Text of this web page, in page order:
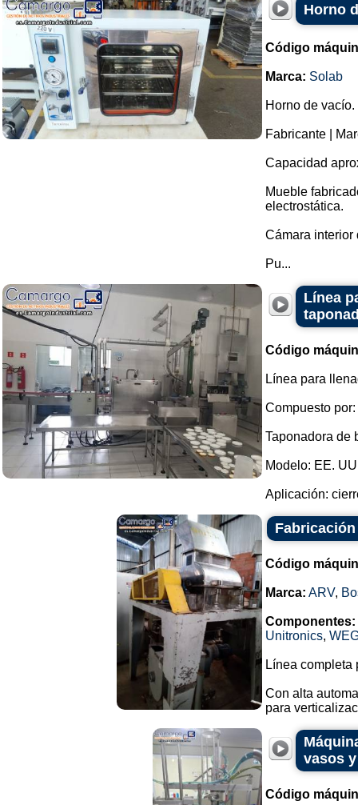
Horno
Código
Marca: Solab
Horno de vacío.
Fabricante |
Capacidad
Mueble
electrostática.
Cámara interior
Pu...
Línea
Código
Línea para
Compuesto por:
Taponadora de
Modelo: EE.
Aplicación:
Código
Marca: ARV,
Componentes:
Unitronics,
Línea completa
Con alta
para
vasos
Código